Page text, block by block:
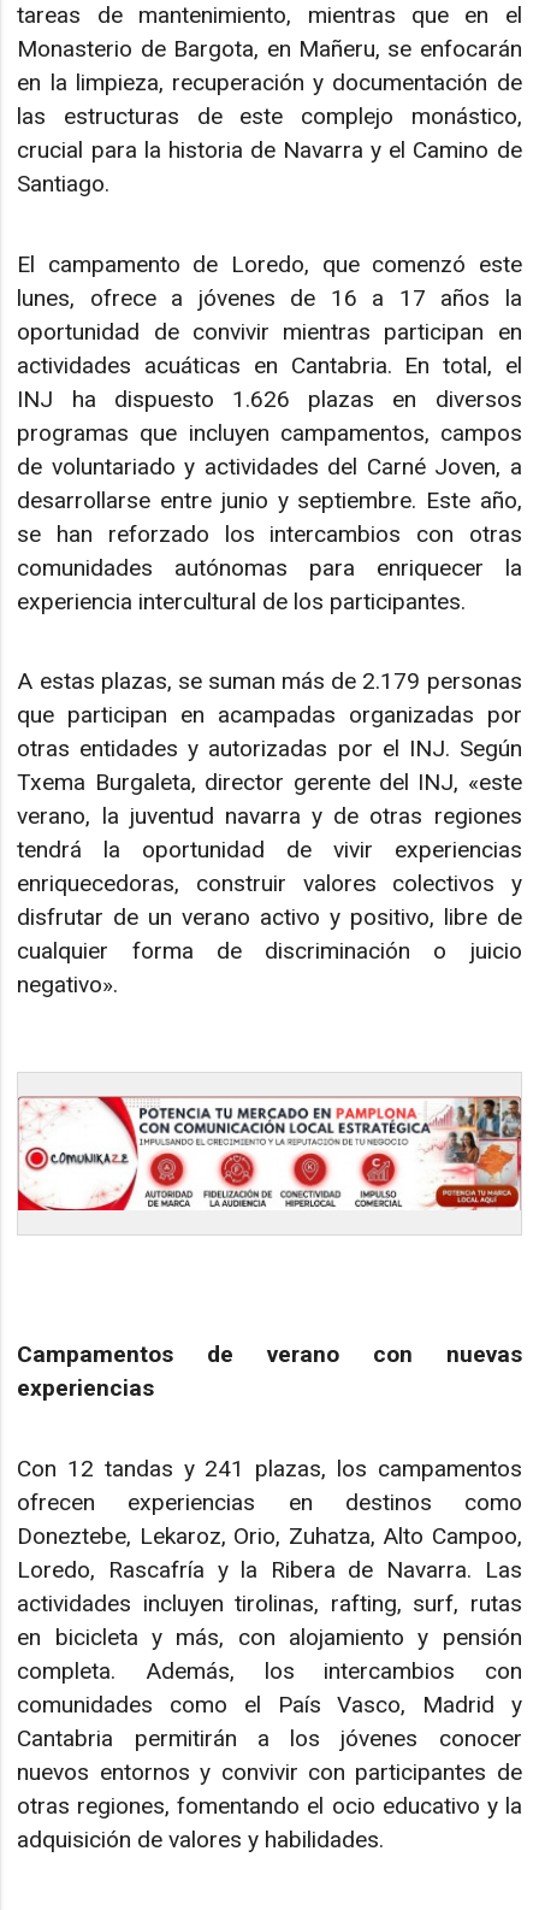
tareas de mantenimiento, mientras que en el
Monasterio de Bargota, en Mañeru, se enfocarán
en la limpieza, recuperación y documentación de
las estructuras de este complejo monástico,
crucial para la historia de Navarra y el Camino de
Santiago.
El campamento de Loredo, que comenzó este
lunes, ofrece a jóvenes de 16 a 17 años la
oportunidad de convivir mientras participan en
actividades acuáticas en Cantabria. En total, el
INJ ha dispuesto 1.626 plazas en diversos
programas que incluyen campamentos, campos
de voluntariado y actividades del Carné Joven, a
desarrollarse entre junio y septiembre. Este año,
se han reforzado los intercambios con otras
comunidades autónomas para enriquecer la
experiencia intercultural de los participantes.
A estas plazas, se suman más de 2.179 personas
que participan en acampadas organizadas por
otras entidades y autorizadas por el INJ. Según
Txema Burgaleta, director gerente del INJ, «este
verano, la juventud navarra y de otras regiones
tendrá la oportunidad de vivir experiencias
enriquecedoras, construir valores colectivos y
disfrutar de un verano activo y positivo, libre de
cualquier forma de discriminación o juicio
negativo».
Campamentos de verano con nuevas
experiencias
Con 12 tandas y 241 plazas, los campamentos
ofrecen experiencias en destinos como
Doneztebe, Lekaroz, Orio, Zuhatza, Alto Campoo,
Loredo, Rascafría y la Ribera de Navarra. Las
actividades incluyen tirolinas, rafting, surf, rutas
en bicicleta y más, con alojamiento y pensión
completa. Además, los intercambios con
comunidades como el País Vasco, Madrid y
Cantabria permitirán a los jóvenes conocer
nuevos entornos y convivir con participantes de
otras regiones, fomentando el ocio educativo y la
adquisición de valores y habilidades.